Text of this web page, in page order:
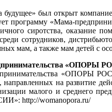
будущее» был открыт
программу «Мама-
сиротства,
сотрудников,
мам, а также мам детей с
«ОПОРЫ
«ОПОРЫ
на развитие
малого и среднего
http://womanopora.ru/